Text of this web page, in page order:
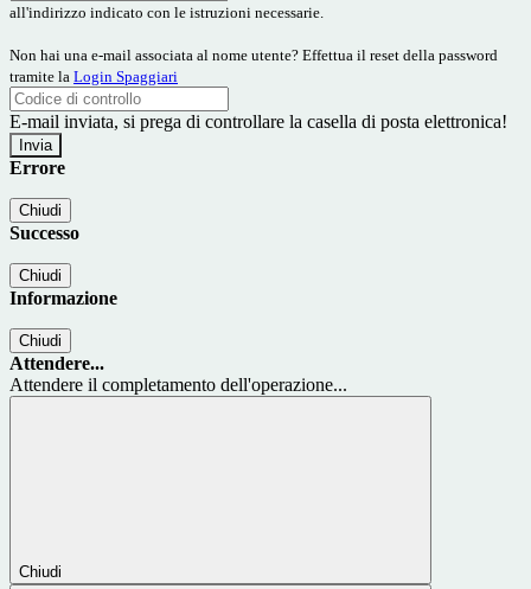
all'indirizzo indicato con le istruzioni necessarie.
Non hai una e-mail associata al nome utente? Effettua il reset della password
tramite la Login Spaggiari
E-mail inviata, si prega di controllare la casella di posta elettronica!
Errore
Chiudi
Successo
Chiudi
Informazione
Chiudi
Attendere...
Attendere il completamento dell'operazione...
Chiudi